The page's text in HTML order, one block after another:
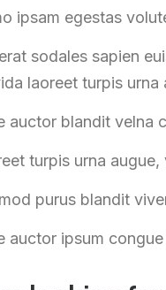
ipsam egestas
sodales sapien
laoreet turpis
auctor blandit velna
turpis urna
purus blandit
auctor ipsum